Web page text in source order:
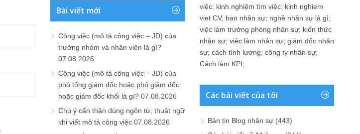
Bài viết mới
Công việc (mô tả công việc – JD) của
trưởng nhóm và nhân viên là gì?
07.08.2026
Công việc (mô tả công việc – JD) của
phó tổng giám đốc hoặc phó giám đốc
hoặc giám đốc khối là gì? 07.08.2026
Chú ý cẩn thận dùng ngôn từ, thuật ngữ
khi viết mô tả công việc 07.08.2026
việc; kinh nghiệm tìm việc; kinh nghiem
viet CV; ban nhân sự; nghề nhân sự là gì;
việc làm trưởng phòng nhân sự; kiến thức
nhân sự; việc làm nhân sự; giám đốc nhân
sự; cách tính lương; công ty nhân sự;
Cách làm KPI;
Các bài viết của tôi
Bản tin Blog nhân sự (443)